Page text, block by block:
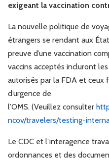
exigeant la vaccination
La nouvelle politique de
étrangers se rendant aux
preuve d’une vaccination
vaccins acceptés incluront
autorisés par la FDA et ceux
d’urgence de
l’OMS. (Veuillez consulter
ncov/travelers/testing-
Le CDC et l’interagence
ordonnances et des